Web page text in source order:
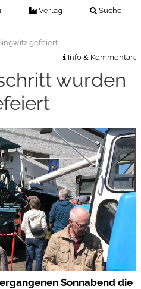
Verlag Suche
gefeiert
Info & Kommentare
wurden
Sonnabend die